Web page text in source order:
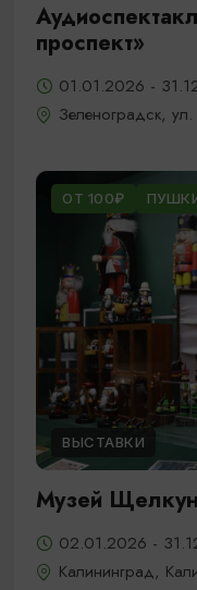
проспект»
01.01.2026 -
Зеленоградск,
ОТ 100₽
ВЫСТАВКИ
Музей
02.01.2026 -
Калининград,